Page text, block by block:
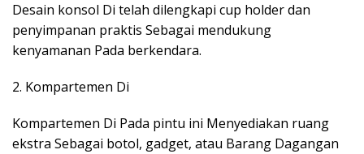
Desain konsol Di telah dilengkapi cup holder dan
penyimpanan praktis Sebagai mendukung
kenyamanan Pada berkendara.
2. Kompartemen Di
Kompartemen Di Pada pintu ini Menyediakan ruang
ekstra Sebagai botol, gadget, atau Barang Dagangan